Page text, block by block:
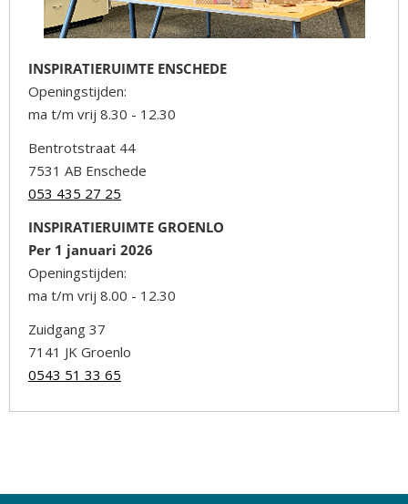
INSPIRATIERUIMTE ENSCHEDE
Openingstijden:
ma t/m vrij 8.30 - 12.30
Bentrotstraat 44
7531 AB Enschede
053 435 27 25
INSPIRATIERUIMTE GROENLO
Per 1 januari 2026
Openingstijden:
ma t/m vrij 8.00 - 12.30
Zuidgang 37
7141 JK Groenlo
0543 51 33 65